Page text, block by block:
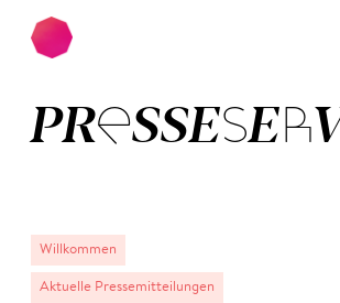
Zum Hauptinhalt springen Zum Footer
Willkommen
Aktuelle Pressemitteilungen